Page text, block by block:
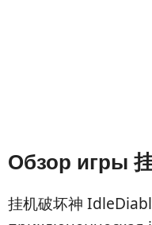
Обзор игры
挂机破坏神